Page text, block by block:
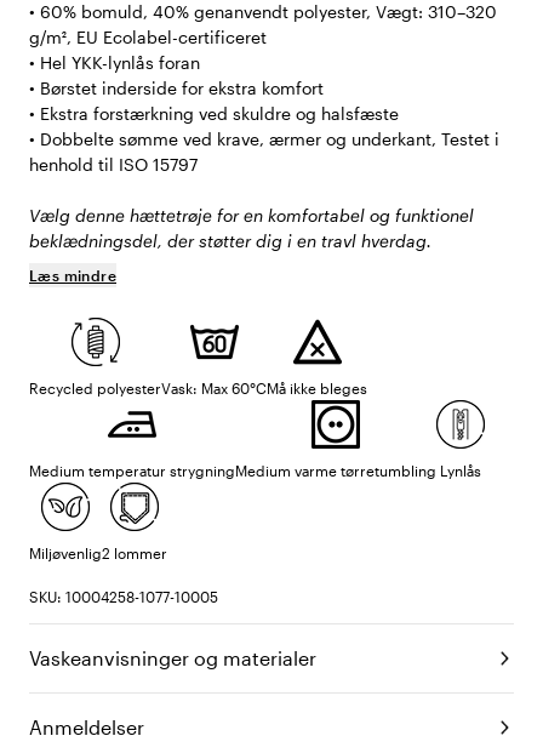
• 60% bomuld, 40% genanvendt polyester, Vægt: 310–320
g/m², EU Ecolabel-certificeret
• Hel YKK-lynlås foran
• Børstet inderside for ekstra komfort
• Ekstra forstærkning ved skuldre og halsfæste
• Dobbelte sømme ved krave, ærmer og underkant, Testet i
henhold til ISO 15797
Vælg denne hættetrøje for en komfortabel og funktionel
beklædningsdel, der støtter dig i en travl hverdag.
Læs mindre
Recycled polyesterVask: Max 60°CMå ikke bleges
Medium temperatur strygningMedium varme tørretumbling Lynlås
Miljøvenlig2 lommer
SKU: 10004258-1077-10005
Vaskeanvisninger og materialer
Anmeldelser